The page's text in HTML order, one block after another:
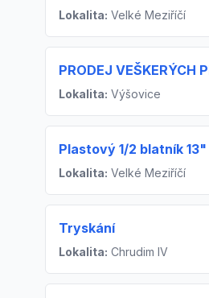
Lokalita: Velké Meziříčí
PRODEJ VEŠKERÝCH
Lokalita: Výšovice
Plastový 1/2 blatník 13"
Lokalita: Velké Meziříčí
Tryskání
Lokalita: Chrudim IV